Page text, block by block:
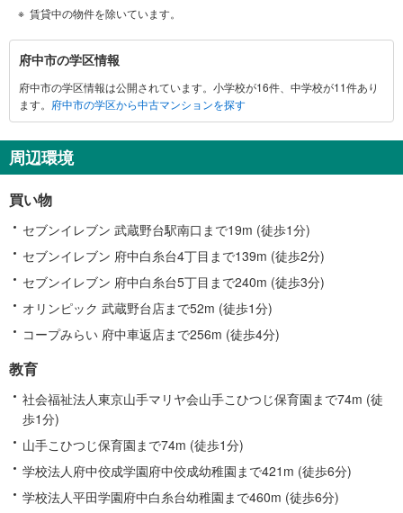
賃貸中の物件を除いています。
府
中
市
に
す
る
情
報
府中市の学区情報
府中市の学区情報は公開されています。小学校が16件、中学校が11件あり
ます。 府中市の学区から中古マンションを探す
周辺環境
買い物
セブンイレブン 武蔵野台駅南口まで19m (徒歩1分)
セブンイレブン 府中白糸台4丁目まで139m (徒歩2分)
セブンイレブン 府中白糸台5丁目まで240m (徒歩3分)
オリンピック 武蔵野台店まで52m (徒歩1分)
コープみらい 府中車返店まで256m (徒歩4分)
教育
社会福祉法人東京山手マリヤ会山手こひつじ保育園まで74m (徒
歩1分)
山手こひつじ保育園まで74m (徒歩1分)
学校法人府中佼成学園府中佼成幼稚園まで421m (徒歩6分)
学校法人平田学園府中白糸台幼稚園まで460m (徒歩6分)